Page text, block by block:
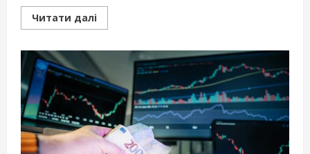
Читати даліRead
more
створювати
прибуткові
NFT-
колекції
крок
кроком